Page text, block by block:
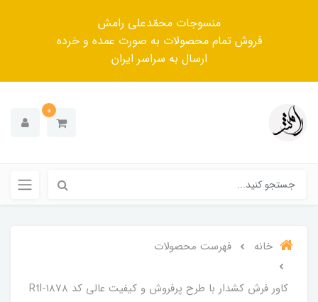
منسوجات محمّدعلی رامش
فروش تمام محصولات به صورت عمده و خرده
ارسال به سراسر ایران
0
خانه فهرست محصولات
کاور فرش کشدار با طرح پرفروش و کیفیت عالی کد Rtl-1878